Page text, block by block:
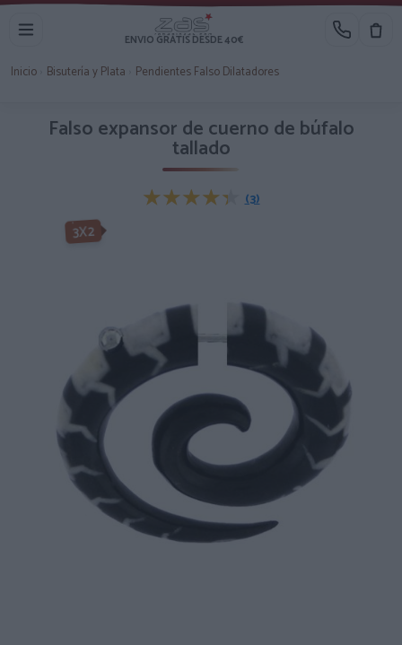
ENVIO GRATIS DESDE 40€
Inicio Bisutería y Plata Pendientes Falso Dilatadores
Falso expansor de cuerno de búfalo
tallado
★★★★★
★★★★★ (3)
3X2